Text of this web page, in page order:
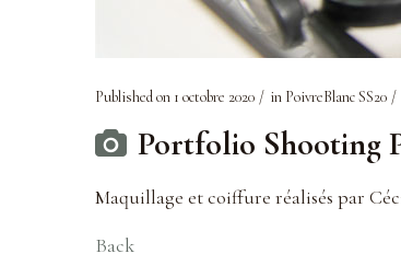
Published on 1 octobre 2020 in PoivreBlanc SS20
Portfolio Shooting
Maquillage et coiffure réalisés par
Back